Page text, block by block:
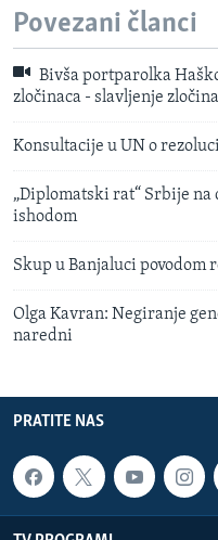
Povezani članci
Bivša portparolka
zločinaca - slavljenje
Konsultacije u UN o
„Diplomatski rat“ Srbije
ishodom
Skup u Banjaluci povodom
Olga Kavran: Negiranje
naredni
PRATITE NAS